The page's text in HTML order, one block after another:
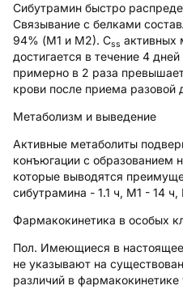
Сибутрамин быстро
Связывание с белками
94% (M1 и М2). Css активных
достигается в течение 4
примерно в 2 раза
крови после приема разовой
Метаболизм и выведение
Активные метаболиты
конъюгации с образованием
которые выводятся
сибутрамина - 1.1 ч, M1 - 14
Фармакокинетика в особых
Пол. Имеющиеся в
не указывают на
различий в